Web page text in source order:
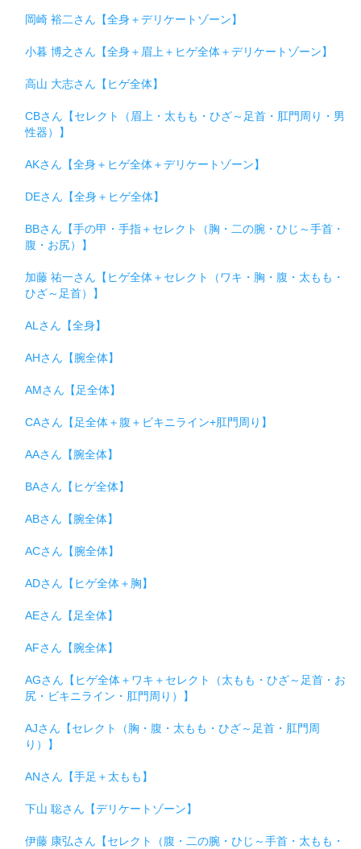
岡崎 裕二さん【全身＋デリケートゾーン】
小暮 博之さん【全身＋眉上＋ヒゲ全体＋デリケートゾーン】
高山 大志さん【ヒゲ全体】
CBさん【セレクト（眉上・太もも・ひざ～足首・肛門周り・男
性器）】
AKさん【全身＋ヒゲ全体＋デリケートゾーン】
DEさん【全身＋ヒゲ全体】
BBさん【手の甲・手指＋セレクト（胸・二の腕・ひじ～手首・
腹・お尻）】
加藤 祐一さん【ヒゲ全体＋セレクト（ワキ・胸・腹・太もも・
ひざ～足首）】
ALさん【全身】
AHさん【腕全体】
AMさん【足全体】
CAさん【足全体＋腹＋ビキニライン+肛門周り】
AAさん【腕全体】
BAさん【ヒゲ全体】
ABさん【腕全体】
ACさん【腕全体】
ADさん【ヒゲ全体＋胸】
AEさん【足全体】
AFさん【腕全体】
AGさん【ヒゲ全体＋ワキ＋セレクト（太もも・ひざ～足首・お
尻・ビキニライン・肛門周り）】
AJさん【セレクト（胸・腹・太もも・ひざ～足首・肛門周
り）】
ANさん【手足＋太もも】
下山 聡さん【デリケートゾーン】
伊藤 康弘さん【セレクト（腹・二の腕・ひじ～手首・太もも・